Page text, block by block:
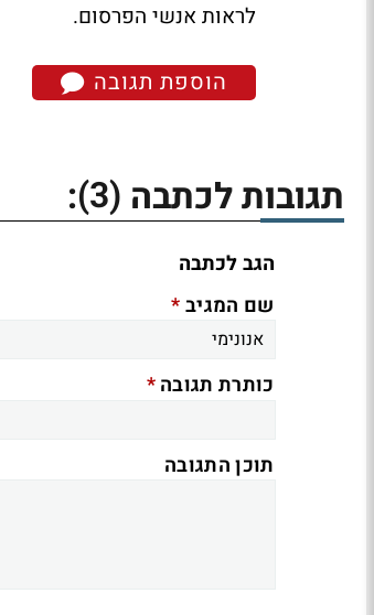
לראות אנשי הפרסום.
הוספת תגובה
תגובות לכתבה (3)
:
הגב לכתבה
שם המגיב*
כותרת תגובה*
תוכן התגובה